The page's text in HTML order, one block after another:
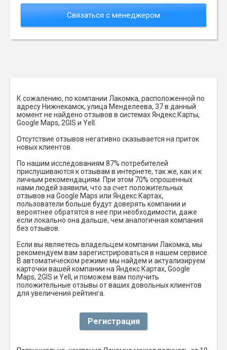
Связаться с менеджером
К сожалению, по компании Лакомка, расположенной по
адресу Нижнекамск, улица Менделеева, 37 в данный
момент не найдено отзывов в системах Яндекс.Карты,
Google Maps, 2GIS и Yell.
Отсутствие отзывов негативно сказывается на приток
новых клиентов.
По нашим исследованиям 87% потребителей
прислушиваются к отзывам в интернете, так же, как и к
личным рекомендациям. При этом 70% опрошенных
нами людей заявили, что за счет положительных
отзывов на Google Maps или Яндекс.Картах,
пользователи больше будут доверять компании и
вероятнее обратятся в нее при необходимости, даже
если локально она дальше, чем аналогичная компания
без отзывов.
Если вы являетесь владельцем компании Лакомка, мы
рекомендуем вам зарегистрироваться в нашем сервисе.
В автоматическом режиме мы найдем и актуализируем
карточки вашей компании на Яндекс Картах, Google
Maps, 2GIS и Yell, и поможем вам получить
положительные отзывы от ваших довольных клиентов
для увеличения рейтинга.
Регистрация